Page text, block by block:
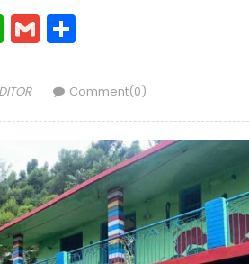
WhatsApp
GmailShare
Comment(0)